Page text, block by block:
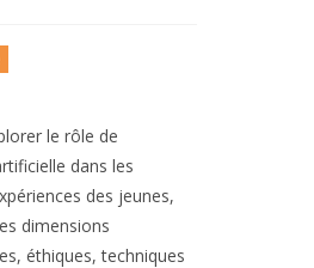
le rôle de
dans les
des jeunes,
dimensions
éthiques, techniques